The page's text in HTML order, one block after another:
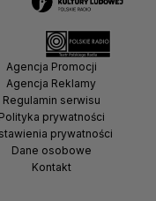
Agencja Promocji
Agencja Reklamy
Regulamin serwisu
Polityka prywatności
prywatności
Dane osobowe
Kontakt